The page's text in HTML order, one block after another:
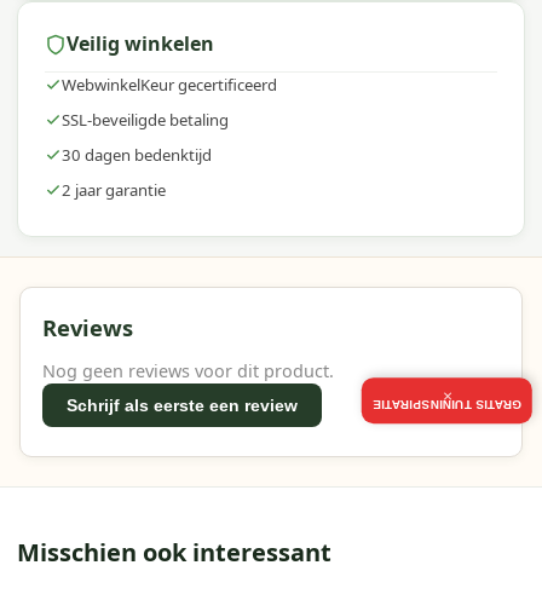
Veilig winkelen
WebwinkelKeur gecertificeerd
SSL-beveiligde betaling
30 dagen bedenktijd
2 jaar garantie
Reviews
Nog geen reviews voor dit product.
Schrijf als eerste een review
Misschien ook interessant
GRATIS TUININSPIRATIE
×